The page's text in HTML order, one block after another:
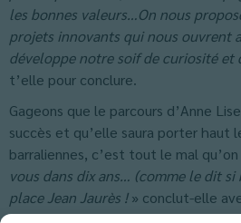
les bonnes valeurs…On nous
projets innovants qui nous ouvrent
développe notre soif de curiosité et
t’elle pour conclure.
Gageons que le parcours d’Anne
succès et qu’elle saura porter haut
barraliennes, c’est tout le mal
vous dans dix ans… (comme le dit
place Jean Jaurès !» conclut-elle